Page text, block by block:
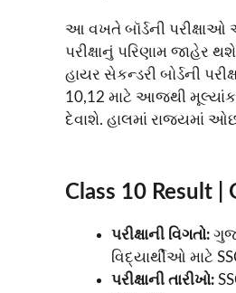
આ વખતે બૉર્ડની
પરીક્ષાનું પરિણામ જાહેર
હાયર સેકન્ડરી બોર્ડની
10,12 માટે આજથી
દેવાશે. હાલમાં રાજ્યમાં
Class 10 Result |
પરીક્ષાની વિગતો:
વિદ્યાર્થીઓ માટે
પરીક્ષાની તારીખો: